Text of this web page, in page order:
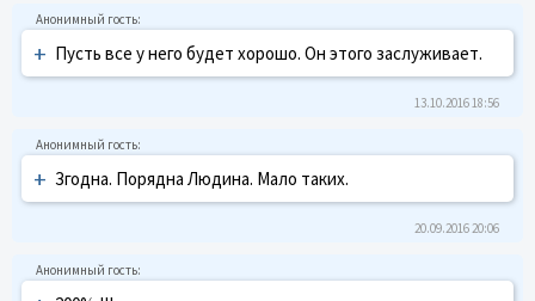
+ Пусть все у него будет хорошо. Он этого заслуживает.
13.10.2016 18:56
+ Згодна. Порядна Людина. Мало таких.
20.09.2016 20:06